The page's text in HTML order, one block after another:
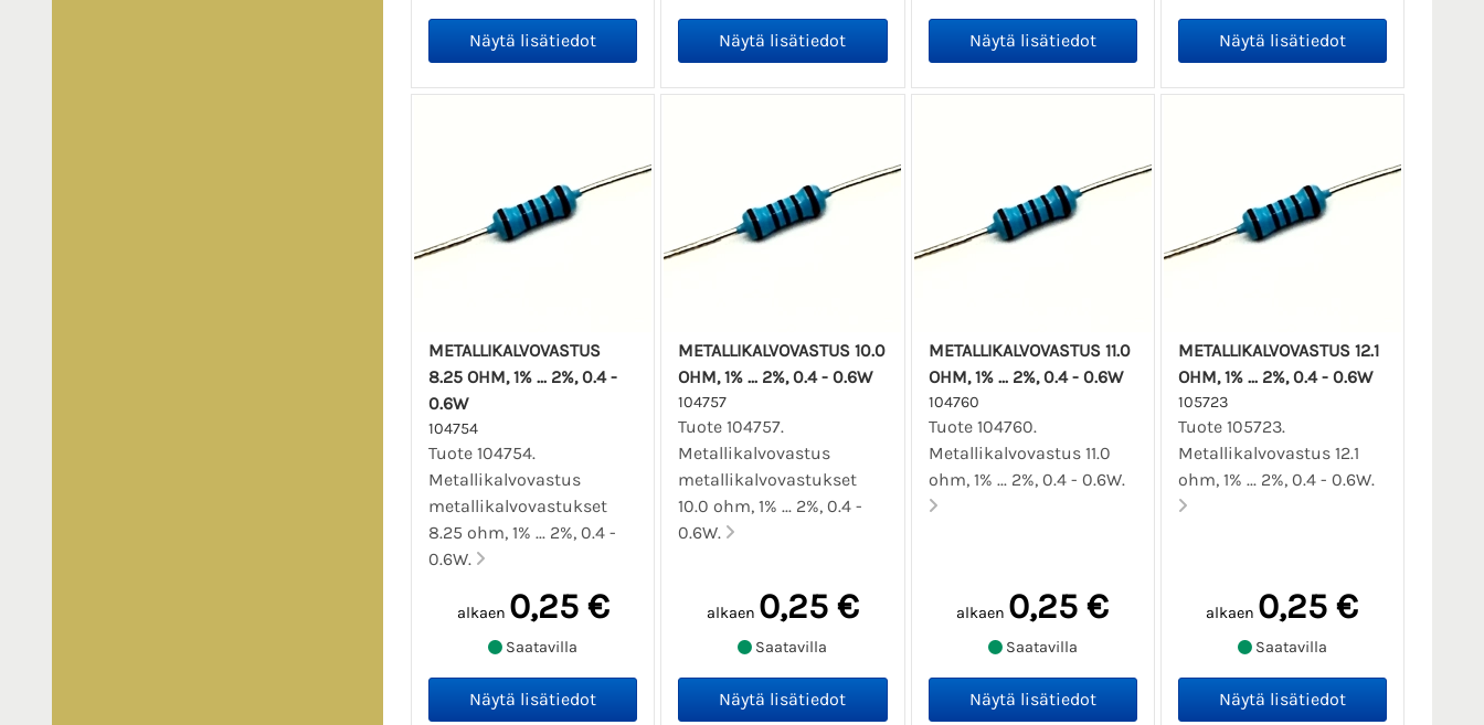
METALLIKALVOVASTUS
8.25 OHM, 1% ... 2%, 0.4 -
0.6W
104754
Tuote 104754.
Metallikalvovastus
metallikalvovastukset
8.25 ohm, 1% ... 2%, 0.4 -
0.6W.
alkaen 0,25 €
Saatavilla
METALLIKALVOVASTUS 10.0
OHM, 1% ... 2%, 0.4 - 0.6W
104757
Tuote 104757.
Metallikalvovastus
metallikalvovastukset
10.0 ohm, 1% ... 2%, 0.4 -
0.6W.
alkaen 0,25 €
Saatavilla
METALLIKALVOVASTUS 11.0
OHM, 1% ... 2%, 0.4 - 0.6W
104760
Tuote 104760.
Metallikalvovastus 11.0
ohm, 1% ... 2%, 0.4 - 0.6W.
alkaen 0,25 €
Saatavilla
METALLIKALVOVASTUS 12.1
OHM, 1% ... 2%, 0.4 - 0.6W
105723
Tuote 105723.
Metallikalvovastus 12.1
ohm, 1% ... 2%, 0.4 - 0.6W.
alkaen 0,25 €
Saatavilla